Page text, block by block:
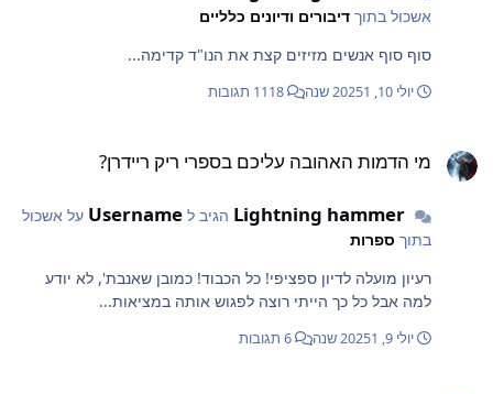
אשכול בתוך דיבורים ודיונים כלליים
סוף סוף אנשים מזיזים קצת את הנו"ד קדימה...
יולי 10, 2025 1 שנה
מי הדמות האהובה עליכם בספרי ריק ריידרן?
Lightning hammer הגיב ל Username על אשכול
בתוך ספרות
רעיון מועלה לדיון ספציפי! כל הכבוד! כמובן שאנבת', לא יודע
למה אבל כל כך הייתי רוצה לפגוש אותה במציאות...
יולי 9, 2025 1 שנה